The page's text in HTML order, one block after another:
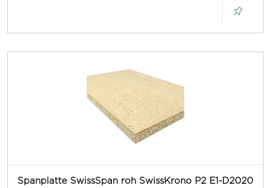
Spanplatte SwissSpan roh SwissKrono P2 E1-D2020